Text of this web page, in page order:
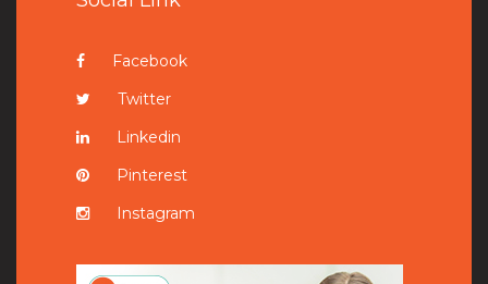
Facebook
Twitter
Linkedin
Pinterest
Instagram